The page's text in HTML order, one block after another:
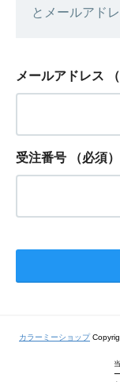
とメールアド
メールアドレス
受注番号 （必須）
カラーミーショップ